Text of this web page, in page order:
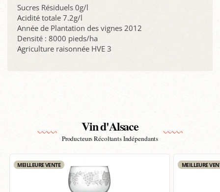
Sucres Résiduels 0g/l
Acidité totale 7.2g/l
Année de Plantation des vignes 2012
Densité : 8000 pieds/ha
Agriculture raisonnée HVE 3
Vin d'Alsace
Producteurs Récoltants Indépendants
MEILLEURE VENTE MEILLEURE